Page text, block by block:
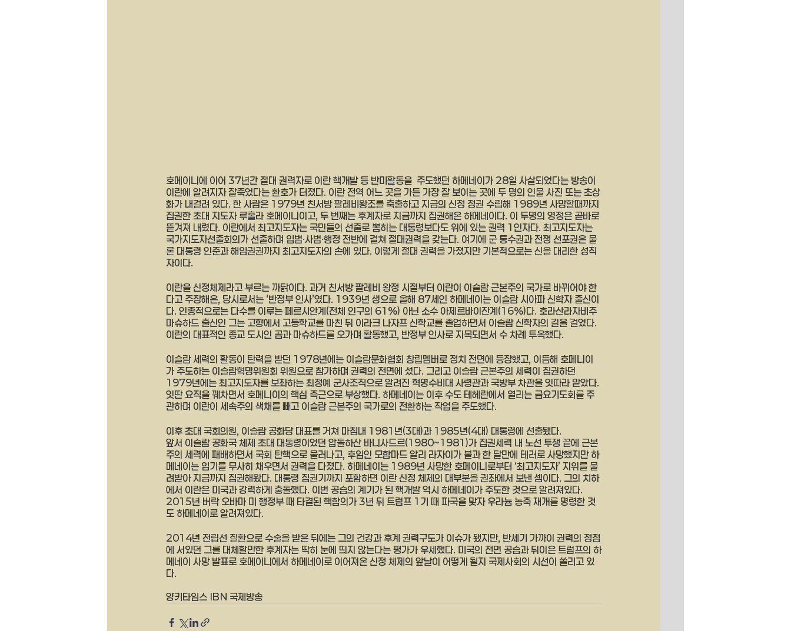
호메이니에 이어 37년간 절대 권력자로 이란 핵개발 등 반미활동을  주도했던 하메네이가 28일 사살되었다는 방송이
이란에 알려지자 잘죽었다는 환호가 터졌다. 이란 전역 어느 곳을 가든 가장 잘 보이는 곳에 두 명의 인물 사진 또는 초상
화가 내걸려 있다. 한 사람은 1979년 친서방 팔레비왕조를 축출하고 지금의 신정 정권 수립해 1989년 사망할때까지
집권한 초대 지도자 루홀라 호메이니이고, 두 번째는 후계자로 지금까지 집권해온 하메네이다. 이 두명의 영정은 곧바로
뜯겨져 내렸다. 이란에서 최고지도자는 국민들의 선출로 뽑히는 대통령보다도 위에 있는 권력 1인자다. 최고지도자는
국가지도자선출회의가 선출하며 입법·사법·행정 전반에 걸쳐 절대권력을 갖는다. 여기에 군 통수권과 전쟁 선포권은 물
론 대통령 인준과 해임권권까지 최고지도자의 손에 있다. 이렇게 절대 권력을 가졌지만 기본적으로는 신을 대리한 성직
자이다.
이란을 신정체제라고 부르는 까닭이다. 과거 친서방 팔레비 왕정 시절부터 이란이 이슬람 근본주의 국가로 바뀌어야 한
다고 주장해온, 당시로서는 ‘반정부 인사’였다. 1939년 생으로 올해 87세인 하메네이는 이슬람 시아파 신학자 출신이
다. 인종적으로는 다수를 이루는 페르시안계(전체 인구의 61%) 아닌 소수 아제르바이잔계(16%)다. 호라산라자비주
마슈하드 출신인 그는 고향에서 고등학교를 마친 뒤 이라크 나자프 신학교를 졸업하면서 이슬람 신학자의 길을 걸었다.
이란의 대표적인 종교 도시인 곰과 마슈하드를 오가며 활동했고, 반정부 인사로 지목되면서 수 차례 투옥했다.
이슬람 세력의 활동이 탄력을 받던 1978년에는 이슬람문화협회 창립멤버로 정치 전면에 등장했고, 이듬해 호메니이
가 주도하는 이슬람혁명위원회 위원으로 참가하며 권력의 전면에 섰다. 그리고 이슬람 근본주의 세력이 집권하던
1979년에는 최고지도자를 보좌하는 최정예 군사조직으로 알려진 혁명수비대 사령관과 국방부 차관을 잇따라 맡았다.
잇딴 요직을 꿰차면서 호메니이의 핵심 측근으로 부상했다. 하메네이는 이후 수도 테헤란에서 열리는 금요기도회를 주
관하며 이란이 세속주의 색채를 빼고 이슬람 근본주의 국가로의 전환하는 작업을 주도했다.
이후 초대 국회의원, 이슬람 공화당 대표를 거쳐 마침내 1981년(3대)과 1985년(4대) 대통령에 선출됐다.
앞서 이슬람 공화국 체제 초대 대통령이었던 압돌하산 바니사드르(1980~1981)가 집권세력 내 노선 투쟁 끝에 근본
주의 세력에 패배하면서 국회 탄핵으로 물러나고, 후임인 모함마드 알리 라자이가 불과 한 달만에 테러로 사망했지만 하
메네이는 임기를 무사히 채우면서 권력을 다졌다. 하메네이는 1989년 사망한 호메이니로부터 ‘최고지도자’ 지위를 물
려받아 지금까지 집권해왔다. 대통령 집권기까지 포함하면 이란 신정 체제의 대부분을 권좌에서 보낸 셈이다. 그의 치하
에서 이란은 미국과 강력하게 충돌했다. 이번 공습의 계기가 된 핵개발 역시 하메네이가 주도한 것으로 알려져있다.
2015년 버락 오바마 미 행정부 때 타결된 핵합의가 3년 뒤 트럼프 1기 때 파국을 맞자 우라늄 농축 재개를 명령한 것
도 하메네이로 알려져있다.
2014년 전립선 질환으로 수술을 받은 뒤에는 그의 건강과 후계 권력구도가 이슈가 됐지만, 반세기 가까이 권력의 정점
에 서있던 그를 대체할만한 후계자는 딱히 눈에 띄지 않는다는 평가가 우세했다. 미국의 전면 공습과 뒤이은 트럼프의 하
메네이 사망 발표로 호메이니에서 하메네이로 이어져온 신정 체제의 앞날이 어떻게 될지 국제사회의 시선이 쏠리고 있
다.
양키타임스 IBN 국제방송